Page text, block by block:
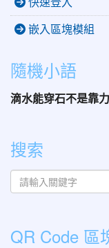
嵌入區塊模組
隨機小語
滴水能穿石不是靠
搜索
QR Code 區